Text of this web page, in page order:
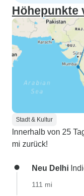
Höhepunkte
Stadt & Kultur
Innerhalb von 25
mi zurück!
Neu Delhi
111 mi